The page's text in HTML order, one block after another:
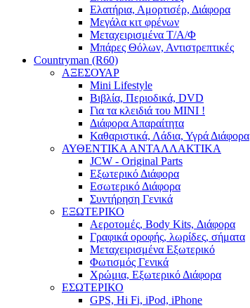
Ελατήρια, Αμορτισέρ, Διάφορα
Μεγάλα κιτ φρένων
Μεταχειρισμένα Τ/Α/Φ
Μπάρες Θόλων, Αντιστρεπτικές
Countryman (R60)
ΑΞΕΣΟΥΑΡ
Mini Lifestyle
Βιβλία, Περιοδικά, DVD
Για τα κλειδιά του MINI !
Διάφορα Απαραίτητα
Καθαριστικά, Λάδια, Υγρά Διάφορα
ΑΥΘΕΝΤΙΚΑ ΑΝΤΑΛΛΑΚΤΙΚΑ
JCW - Original Parts
Εξωτερικό Διάφορα
Εσωτερικό Διάφορα
Συντήρηση Γενικά
ΕΞΩΤΕΡΙΚΟ
Αεροτομές, Body Kits, Διάφορα
Γραφικά οροφής, λωρίδες, σήματα
Μεταχειρισμένα Εξωτερικό
Φωτισμός Γενικά
Χρώμια, Εξωτερικό Διάφορα
ΕΣΩΤΕΡΙΚΟ
GPS, Hi Fi, iPod, iPhone